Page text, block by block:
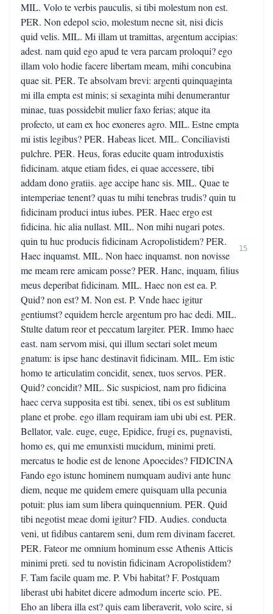
MIL. Volo te verbis pauculis, si tibi molestum non est.
PER. Non edepol scio, molestum necne sit, nisi dicis
quid velis. MIL. Mi illam ut tramittas, argentum accipias:
adest. nam quid ego apud te vera parcam proloqui? ego
illam volo hodie facere libertam meam, mihi concubina
quae sit. PER. Te absolvam brevi: argenti quinquaginta
mi illa empta est minis; si sexaginta mihi denumerantur
minae, tuas possidebit mulier faxo ferias; atque ita
profecto, ut eam ex hoc exoneres agro. MIL. Estne empta
mi istis legibus? PER. Habeas licet. MIL. Conciliavisti
pulchre. PER. Heus, foras educite quam introduxistis
fidicinam. atque etiam fides, ei quae accessere, tibi
addam dono gratiis. age accipe hanc sis. MIL. Quae te
intemperiae tenent? quas tu mihi tenebras trudis? quin tu
fidicinam produci intus iubes. PER. Haec ergo est
fidicina. hic alia nullast. MIL. Non mihi nugari potes.
quin tu huc producis fidicinam Acropolistidem? PER.
Haec inquamst. MIL. Non haec inquamst. non novisse
me meam rere amicam posse? PER. Hanc, inquam, filius
meus deperibat fidicinam. MIL. Haec non est ea. P.
Quid? non est? M. Non est. P. Vnde haec igitur
gentiumst? equidem hercle argentum pro hac dedi. MIL.
Stulte datum reor et peccatum largiter. PER. Immo haec
east. nam servom misi, qui illum sectari solet meum
gnatum: is ipse hanc destinavit fidicinam. MIL. Em istic
homo te articulatim concidit, senex, tuos servos. PER.
Quid? concidit? MIL. Sic suspiciost, nam pro fidicina
haec cerva supposita est tibi. senex, tibi os est sublitum
plane et probe. ego illam requiram iam ubi ubi est. PER.
Bellator, vale. euge, euge, Epidice, frugi es, pugnavisti,
homo es, qui me emunxisti mucidum, minimi preti.
mercatus te hodie est de lenone Apoecides? FIDICINA
Fando ego istunc hominem numquam audivi ante hunc
diem, neque me quidem emere quisquam ulla pecunia
potuit: plus iam sum libera quinquennium. PER. Quid
tibi negotist meae domi igitur? FID. Audies. conducta
veni, ut fidibus cantarem seni, dum rem divinam faceret.
PER. Fateor me omnium hominum esse Athenis Atticis
minimi preti. sed tu novistin fidicinam Acropolistidem?
F. Tam facile quam me. P. Vbi habitat? F. Postquam
liberast ubi habitet dicere admodum incerte scio. PE.
Eho an libera illa est? quis eam liberaverit, volo scire, si
15